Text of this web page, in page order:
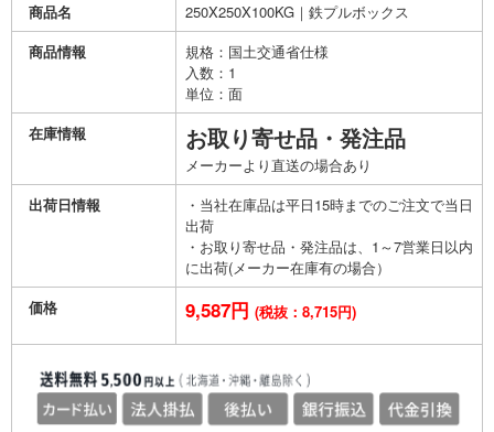
商品名
250X250X100KG｜鉄プルボックス
商品情報
規格：国土交通省仕様
入数：1
単位：面
在庫情報
お取り寄せ品・発注品
メーカーより直送の場合あり
出荷日情報
・当社在庫品は平日15時までのご注文で当日
出荷
・お取り寄せ品・発注品は、1～7営業日以内
に出荷(メーカー在庫有の場合）
価格
9,587円 (税抜：8,715円)